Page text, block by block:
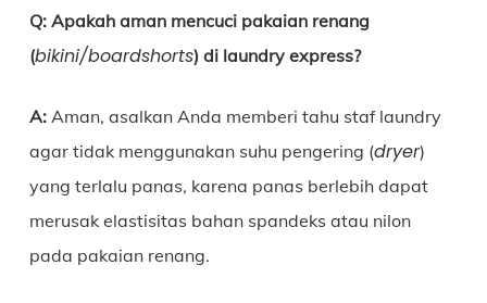
Q: Apakah aman mencuci pakaian renang
(bikini/boardshorts) di laundry express?
A:Aman, asalkan Anda memberi tahu staf laundry
agar tidak menggunakan suhu pengering (dryer)
yang terlalu panas, karena panas berlebih dapat
merusak elastisitas bahan spandeks atau nilon
pada pakaian renang.